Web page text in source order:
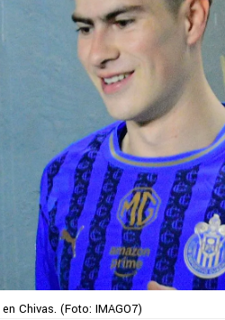
Chivas. (Foto: IMAGO7)